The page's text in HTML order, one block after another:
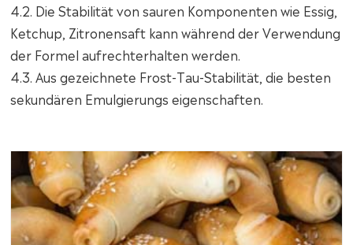
4.2. Die Stabilität von sauren Komponenten wie Essig,
Ketchup, Zitronensaft kann während der Verwendung
der Formel aufrechterhalten werden.
4.3. Aus gezeichnete Frost-Tau-Stabilität, die besten
sekundären Emulgierungs eigenschaften.